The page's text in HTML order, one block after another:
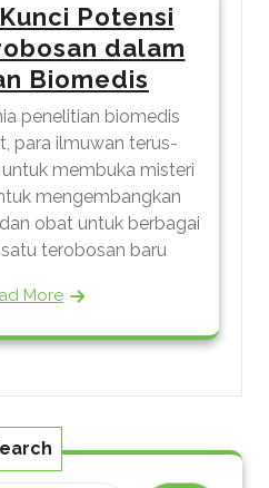
Potensi
dalam
Biomedis
penelitian biomedis
para ilmuwan terus-
membuka misteri
mengembangkan
obat untuk berbagai
terobosan baru
More